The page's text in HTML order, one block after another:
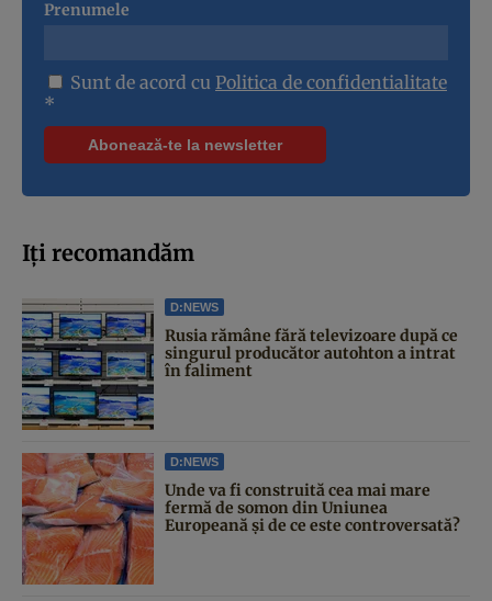
Prenumele
Sunt de acord cu Politica de confidentialitate
*
Iți recomandăm
D:NEWS
Rusia rămâne fără televizoare după ce
singurul producător autohton a intrat
în faliment
D:NEWS
Unde va fi construită cea mai mare
fermă de somon din Uniunea
Europeană și de ce este controversată?